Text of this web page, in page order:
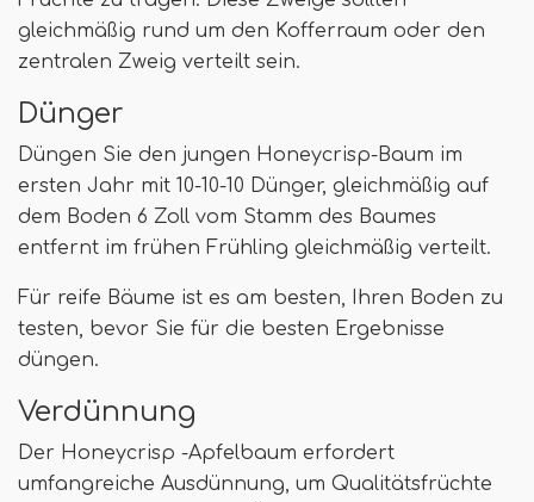
gleichmäßig rund um den Kofferraum oder den
zentralen Zweig verteilt sein.
Dünger
Düngen Sie den jungen Honeycrisp-Baum im
ersten Jahr mit 10-10-10 Dünger, gleichmäßig auf
dem Boden 6 Zoll vom Stamm des Baumes
entfernt im frühen Frühling gleichmäßig verteilt.
Für reife Bäume ist es am besten, Ihren Boden zu
testen, bevor Sie für die besten Ergebnisse
düngen.
Verdünnung
Der Honeycrisp -Apfelbaum erfordert
umfangreiche Ausdünnung, um Qualitätsfrüchte